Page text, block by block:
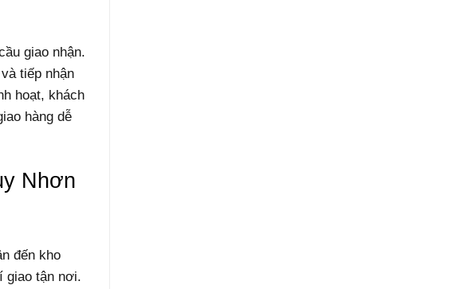
giao nhận.
tiếp nhận
hoạt, khách
hàng dễ
Nhơn
đến kho
giao tận nơi.